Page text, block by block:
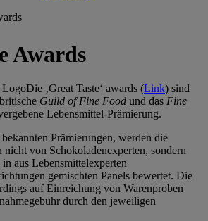
Awards
Die ‚Great Taste‘ awards (Link) sind
Guild of Fine Food und das Fine
Lebensmittel-Prämierung.
Prämierungen, werden die
nicht von Schokoladenexperten, sondern
aus Lebensmittelexperten
gemischten Panels bewertet. Die
auf Einreichung von Warenproben
durch den jeweiligen